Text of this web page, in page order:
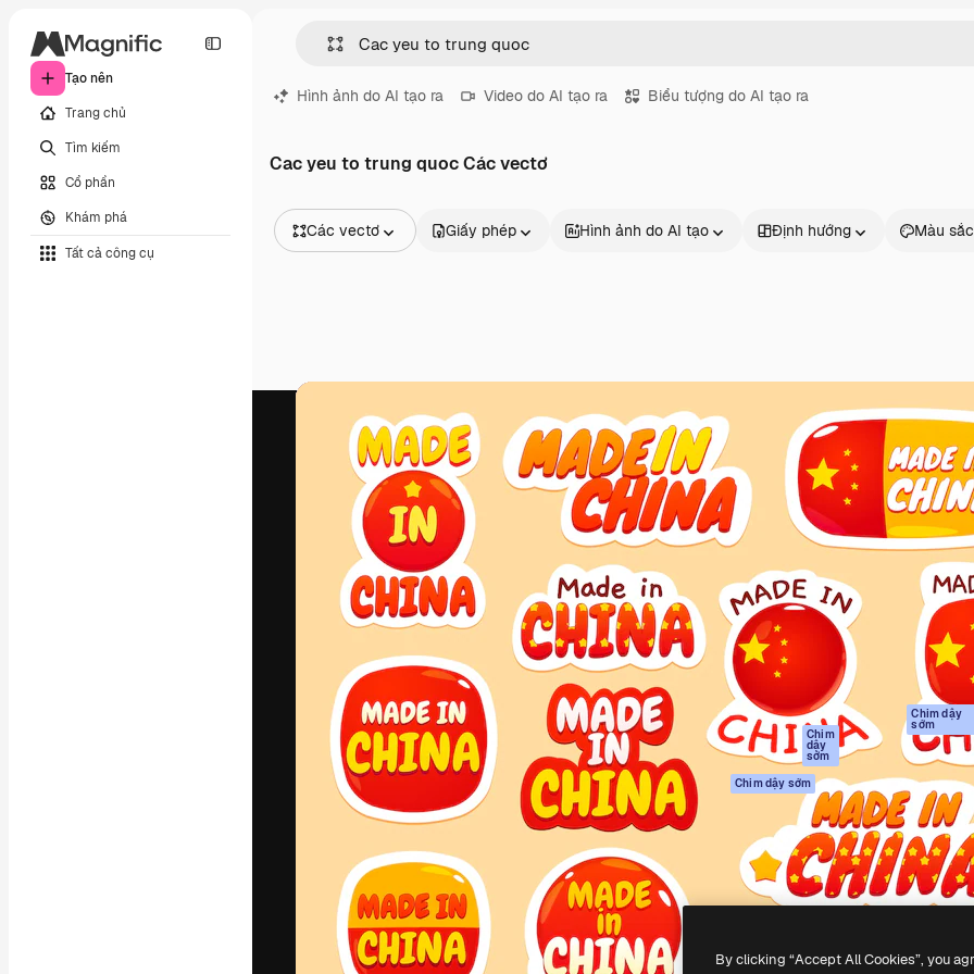
Tạo nên
Trang chủ
Tìm kiếm
Cổ phần
Khám phá
Tất cả công cụ
Hình ảnh do AI tạo ra Video do AI tạo ra Biểu tượng do AI tạo ra
Cac yeu to trung quoc Các vectơ
Các vectơ
Video
Đồ họa chuyển động
Mẫu video.
Biểu tượng
Mô hình 3D
Phông chữ
Giấy phép Hình ảnh do AI tạo Định hướng Màu sắc
Nền tảng sáng tạo giúp bạn làm chủ những
tác phẩm xuất sắc nhất. Hơn 1 triệu người
đăng ký đến từ các nhà sáng tạo, doanh
nghiệp, agency và studio.
Tiếng Việt
Sản phẩm
Spaces
Trợ Lý AI
Trình tạo hình ảnh
AI
Trình tạo video AI
Máy phát giọng nói
Nội dung kho
MCP dành cho
Claude/ChatGPT
Chim
dậy
sớm
Agents Chim dậy sớm
Giao diện lập trình
ứng dụng (API)
Ứng dụng di động
Tất cả các công cụ
Magnific
Bắt đầu
Academy
Tài liệu
Điều khoản sử
Chính sách bảo
mật
Bản
gốc
Chim dậy
sớm
Chính sách
Trung tâm tin cậy
Đối tác liên kết
Công ty
By clicking “Accept All Cookies”, you